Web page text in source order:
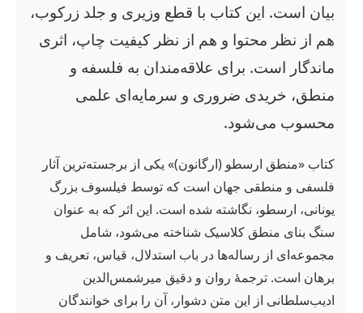
بیان است. این کتاب با قطع وزیری و جلد زرکوب،
هم از نظر محتوا و هم از نظر کیفیت چاپ، اثری
ماندگار است. برای علاقه‌مندان به فلسفه و
منطق، خریدی ضروری و سرمایه‌ای علمی
محسوب می‌شود.
کتاب «منطق ارسطو (ارگانون)» یکی از برجسته‌ترین آثار
فلسفی و منطقی جهان است که توسط فیلسوف بزرگ
یونانی، ارسطو، نگاشته شده است. این اثر که به عنوان
سنگ بنای منطق کلاسیک شناخته می‌شود، شامل
مجموعه‌ای از رساله‌ها در باب استدلال، قیاس، تعریف و
برهان است. ترجمهٔ روان و دقیق میرشمس‌الدین
ادیب‌سلطانی از این متن دشوار، آن را برای خوانندگان